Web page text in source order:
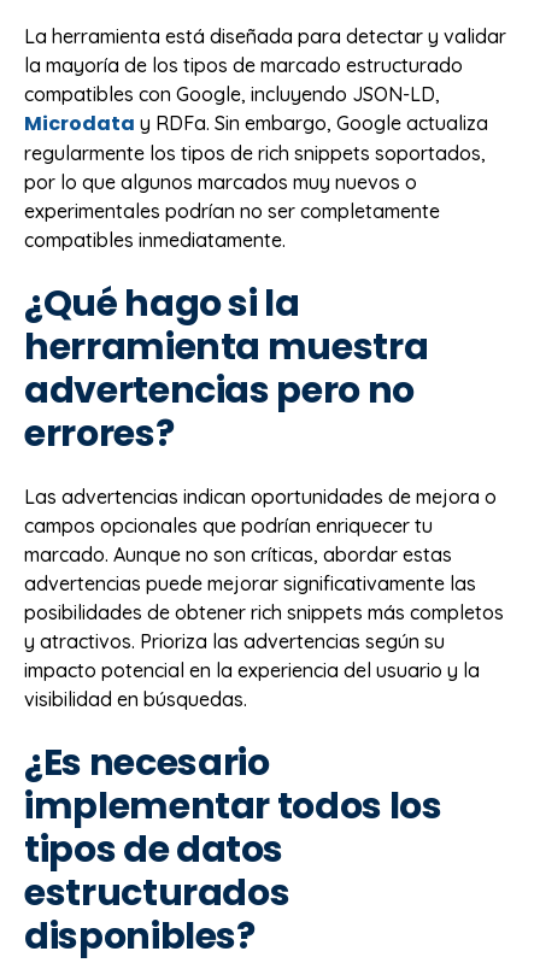
La herramienta está diseñada para detectar y validar
la mayoría de los tipos de marcado estructurado
compatibles con Google, incluyendo JSON-LD,
Microdata y RDFa. Sin embargo, Google actualiza
regularmente los tipos de rich snippets soportados,
por lo que algunos marcados muy nuevos o
experimentales podrían no ser completamente
compatibles inmediatamente.
¿Qué hago si la
herramienta muestra
advertencias pero no
errores?
Las advertencias indican oportunidades de mejora o
campos opcionales que podrían enriquecer tu
marcado. Aunque no son críticas, abordar estas
advertencias puede mejorar significativamente las
posibilidades de obtener rich snippets más completos
y atractivos. Prioriza las advertencias según su
impacto potencial en la experiencia del usuario y la
visibilidad en búsquedas.
¿Es necesario
implementar todos los
tipos de datos
estructurados
disponibles?